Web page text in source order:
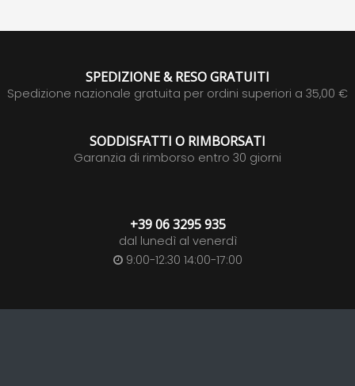
SPEDIZIONE & RESO GRATUITI
Spedizione nazionale gratuita per ordini superiori a 35,00 €
SODDISFATTI O RIMBORSATI
Garanzia di rimborso entro 30 giorni
+39 06 3295 935
dal lunedì al venerdì
9:00-12:30 14:00-17:00